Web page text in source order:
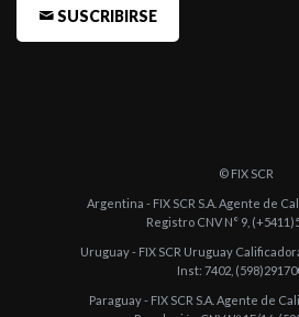
SUSCRIBIRSE
© FIX SCR
Argentina - FIX SCR S.A. Agente de
Registro CNV N° 9,
Uruguay - FIX SCR Uruguay
Inst: 7402,
Paraguay - FIX SCR S.A. Agente de